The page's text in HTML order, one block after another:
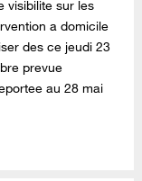
visibilite sur les
a domicile
des ce jeudi 23
prevue
au 28 mai